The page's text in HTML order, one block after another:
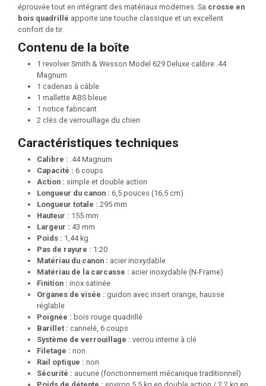
éprouvée tout en intégrant des matériaux modernes. Sa crosse en
bois quadrillé apporte une touche classique et un excellent
confort de tir.
Contenu de la boîte
1 revolver Smith & Wesson Model 629 Deluxe calibre .44
Magnum
1 cadenas à câble
1 mallette ABS bleue
1 notice fabricant
2 clés de verrouillage du chien
Caractéristiques techniques
Calibre : .44 Magnum
Capacité : 6 coups
Action : simple et double action
Longueur du canon : 6,5 pouces (16,5 cm)
Longueur totale : 295 mm
Hauteur : 155 mm
Largeur : 43 mm
Poids : 1,44 kg
Pas de rayure : 1:20
Matériau du canon : acier inoxydable
Matériau de la carcasse : acier inoxydable (N-Frame)
Finition : inox satinée
Organes de visée : guidon avec insert orange, hausse
réglable
Poignée : bois rouge quadrillé
Barillet : cannelé, 6 coups
Système de verrouillage : verrou interne à clé
Filetage : non
Rail optique : non
Sécurité : aucune (fonctionnement mécanique traditionnel)